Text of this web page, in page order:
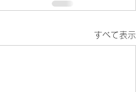
すべて表示